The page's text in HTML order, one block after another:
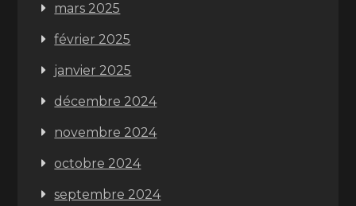
mars 2025
février 2025
janvier 2025
décembre 2024
novembre 2024
octobre 2024
septembre 2024